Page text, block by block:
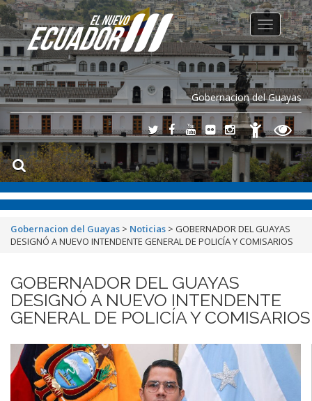
Gobernacion del Guayas
Toggle
navigation
Gobernacion del Guayas > Noticias > GOBERNADOR DEL GUAYAS
DESIGNÓ A NUEVO INTENDENTE GENERAL DE POLICÍA Y COMISARIOS
GOBERNADOR DEL GUAYAS
DESIGNÓ A NUEVO INTENDENTE
GENERAL DE POLICÍA Y COMISARIOS